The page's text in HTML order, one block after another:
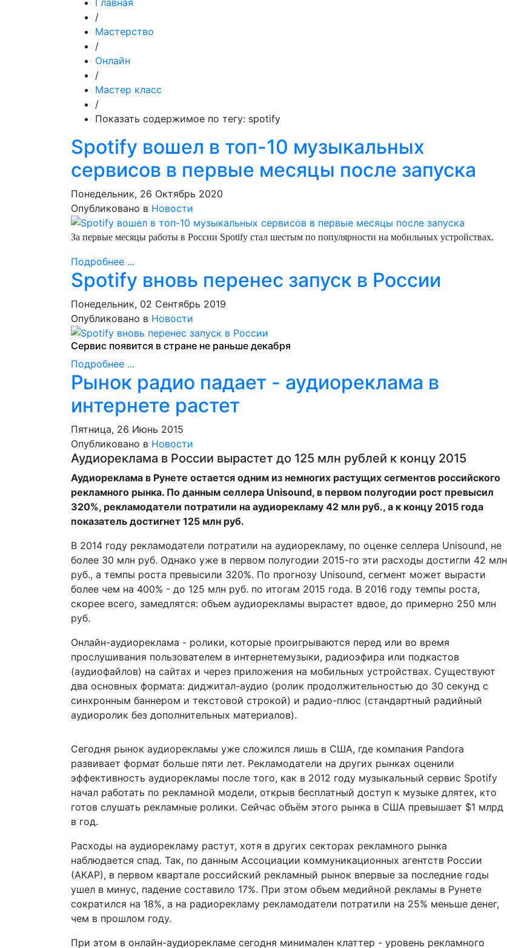
Главная
/
Мастерство
/
Онлайн
/
Мастер класс
/
Показать содержимое по тегу: spotify
Spotify вошел в топ-10 музыкальных
сервисов в первые месяцы после запуска
Понедельник, 26 Октябрь 2020
Опубликовано в Новости
За первые месяцы работы в России Spotify стал шестым по популярности на мобильных устройствах.
Подробнее ...
Spotify вновь перенес запуск в России
Понедельник, 02 Сентябрь 2019
Опубликовано в Новости
Сервис появится в стране не раньше декабря
Подробнее ...
Рынок радио падает - аудиореклама в
интернете растет
Пятница, 26 Июнь 2015
Опубликовано в Новости
Аудиореклама в России вырастет до 125 млн рублей к концу 2015
Аудиореклама в Рунете остается одним из немногих растущих сегментов российского
рекламного рынка. По данным селлера Unisound, в первом полугодии рост превысил
320%, рекламодатели потратили на аудиорекламу 42 млн руб., а к концу 2015 года
показатель достигнет 125 млн руб.
В 2014 году рекламодатели потратили на аудиорекламу, по оценке селлера Unisound, не
более 30 млн руб. Однако уже в первом полугодии 2015-го эти расходы достигли 42 млн
руб., а темпы роста превысили 320%. По прогнозу Unisound, сегмент может вырасти
более чем на 400% - до 125 млн руб. по итогам 2015 года. В 2016 году темпы роста,
скорее всего, замедлятся: объем аудиорекламы вырастет вдвое, до примерно 250 млн
руб.
Онлайн-аудиореклама - ролики, которые проигрываются перед или во время
прослушивания пользователем в интернетемузыки, радиоэфира или подкастов
(аудиофайлов) на сайтах и через приложения на мобильных устройствах. Существуют
два основных формата: диджитал-аудио (ролик продолжительностью до 30 секунд с
синхронным баннером и текстовой строкой) и радио-плюс (стандартный радийный
аудиоролик без дополнительных материалов).
Сегодня рынок аудиорекламы уже сложился лишь в США, где компания Pandora
развивает формат больше пяти лет. Рекламодатели на других рынках оценили
эффективность аудиорекламы после того, как в 2012 году музыкальный сервис Spotify
начал работать по рекламной модели, открыв бесплатный доступ к музыке длятех, кто
готов слушать рекламные ролики. Сейчас объём этого рынка в США превышает $1 млрд
в год.
Расходы на аудиорекламу растут, хотя в других секторах рекламного рынка
наблюдается спад. Так, по данным Ассоциации коммуникационных агентств России
(АКАР), в первом квартале российский рекламный рынок впервые за последние годы
ушел в минус, падение составило 17%. При этом объем медийной рекламы в Рунете
сократился на 18%, а на радиорекламу рекламодатели потратили на 25% меньше денег,
чем в прошлом году.
При этом в онлайн-аудиорекламе сегодня минимален клаттер - уровень рекламного